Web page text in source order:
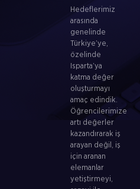
Hedeflerimiz
arasında
genelinde
Türkiye’ye,
özelinde
Isparta’ya
katma değer
oluşturmayı
amaç edindik.
Öğrencilerimize
artı değerler
kazandırarak iş
arayan değil, iş
için aranan
elemanlar
yetiştirmeyi,